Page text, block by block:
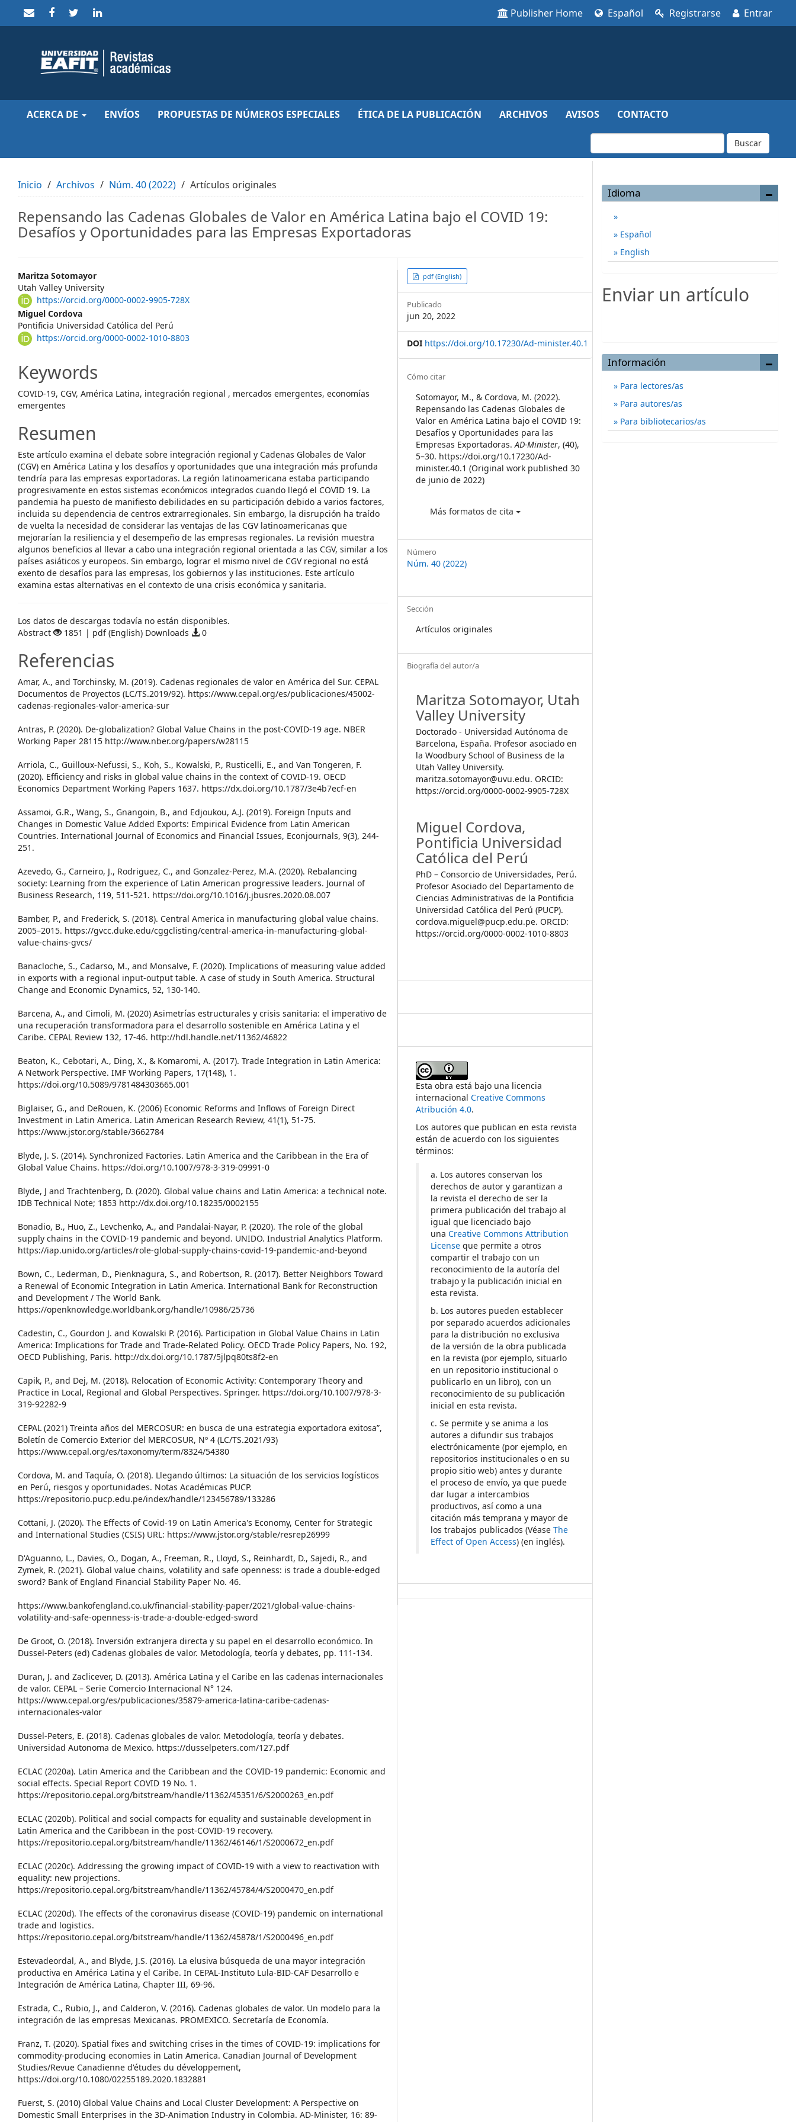
to
Main
Navigation
Content
Sidebar
Publisher Home Español Registrarse Entrar
ACERCA DE ENVÍOS PROPUESTAS DE NÚMEROS ESPECIALES ÉTICA DE LA PUBLICACIÓN ARCHIVOS AVISOS CONTACTO
Buscar
Inicio Archivos Núm. 40 (2022) Artículos originales
Repensando las Cadenas Globales de Valor en América Latina bajo el COVID 19:
Desafíos y Oportunidades para las Empresas Exportadoras
Main
Article
Content
Maritza Sotomayor
Utah Valley University
https://orcid.org/0000-0002-9905-728X
Miguel Cordova
Pontificia Universidad Católica del Perú
https://orcid.org/0000-0002-1010-8803
Keywords
COVID-19, CGV, América Latina, integración regional , mercados emergentes, economías
emergentes
Resumen
Este artículo examina el debate sobre integración regional y Cadenas Globales de Valor
(CGV) en América Latina y los desafíos y oportunidades que una integración más profunda
tendría para las empresas exportadoras. La región latinoamericana estaba participando
progresivamente en estos sistemas económicos integrados cuando llegó el COVID 19. La
pandemia ha puesto de manifiesto debilidades en su participación debido a varios factores,
incluida su dependencia de centros extrarregionales. Sin embargo, la disrupción ha traído
de vuelta la necesidad de considerar las ventajas de las CGV latinoamericanas que
mejorarían la resiliencia y el desempeño de las empresas regionales. La revisión muestra
algunos beneficios al llevar a cabo una integración regional orientada a las CGV, similar a los
países asiáticos y europeos. Sin embargo, lograr el mismo nivel de CGV regional no está
exento de desafíos para las empresas, los gobiernos y las instituciones. Este artículo
examina estas alternativas en el contexto de una crisis económica y sanitaria.
Los datos de descargas todavía no están disponibles.
Abstract
1851 | pdf (English) Downloads 0
Referencias
Amar, A., and Torchinsky, M. (2019). Cadenas regionales de valor en América del Sur. CEPAL
Documentos de Proyectos (LC/TS.2019/92). https://www.cepal.org/es/publicaciones/45002-
cadenas-regionales-valor-america-sur
Antras, P. (2020). De-globalization? Global Value Chains in the post-COVID-19 age. NBER
Working Paper 28115 http://www.nber.org/papers/w28115
Arriola, C., Guilloux-Nefussi, S., Koh, S., Kowalski, P., Rusticelli, E., and Van Tongeren, F.
(2020). Efficiency and risks in global value chains in the context of COVID-19. OECD
Economics Department Working Papers 1637. https://dx.doi.org/10.1787/3e4b7ecf-en
Assamoi, G.R., Wang, S., Gnangoin, B., and Edjoukou, A.J. (2019). Foreign Inputs and
Changes in Domestic Value Added Exports: Empirical Evidence from Latin American
Countries. International Journal of Economics and Financial Issues, Econjournals, 9(3), 244-
251.
Azevedo, G., Carneiro, J., Rodriguez, C., and Gonzalez-Perez, M.A. (2020). Rebalancing
society: Learning from the experience of Latin American progressive leaders. Journal of
Business Research, 119, 511-521. https://doi.org/10.1016/j.jbusres.2020.08.007
Bamber, P., and Frederick, S. (2018). Central America in manufacturing global value chains.
2005–2015. https://gvcc.duke.edu/cggclisting/central-america-in-manufacturing-global-
value-chains-gvcs/
Banacloche, S., Cadarso, M., and Monsalve, F. (2020). Implications of measuring value added
in exports with a regional input-output table. A case of study in South America. Structural
Change and Economic Dynamics, 52, 130-140.
Barcena, A., and Cimoli, M. (2020) Asimetrías estructurales y crisis sanitaria: el imperativo de
una recuperación transformadora para el desarrollo sostenible en América Latina y el
Caribe. CEPAL Review 132, 17-46. http://hdl.handle.net/11362/46822
Beaton, K., Cebotari, A., Ding, X., & Komaromi, A. (2017). Trade Integration in Latin America:
A Network Perspective. IMF Working Papers, 17(148), 1.
https://doi.org/10.5089/9781484303665.001
Biglaiser, G., and DeRouen, K. (2006) Economic Reforms and Inflows of Foreign Direct
Investment in Latin America. Latin American Research Review, 41(1), 51-75.
https://www.jstor.org/stable/3662784
Blyde, J. S. (2014). Synchronized Factories. Latin America and the Caribbean in the Era of
Global Value Chains. https://doi.org/10.1007/978-3-319-09991-0
Blyde, J and Trachtenberg, D. (2020). Global value chains and Latin America: a technical note.
IDB Technical Note; 1853 http://dx.doi.org/10.18235/0002155
Bonadio, B., Huo, Z., Levchenko, A., and Pandalai-Nayar, P. (2020). The role of the global
supply chains in the COVID-19 pandemic and beyond. UNIDO. Industrial Analytics Platform.
https://iap.unido.org/articles/role-global-supply-chains-covid-19-pandemic-and-beyond
Bown, C., Lederman, D., Pienknagura, S., and Robertson, R. (2017). Better Neighbors Toward
a Renewal of Economic Integration in Latin America. International Bank for Reconstruction
and Development / The World Bank.
https://openknowledge.worldbank.org/handle/10986/25736
Cadestin, C., Gourdon J. and Kowalski P. (2016). Participation in Global Value Chains in Latin
America: Implications for Trade and Trade-Related Policy. OECD Trade Policy Papers, No. 192,
OECD Publishing, Paris. http://dx.doi.org/10.1787/5jlpq80ts8f2-en
Capik, P., and Dej, M. (2018). Relocation of Economic Activity: Contemporary Theory and
Practice in Local, Regional and Global Perspectives. Springer. https://doi.org/10.1007/978-3-
319-92282-9
CEPAL (2021) Treinta años del MERCOSUR: en busca de una estrategia exportadora exitosa”,
Boletín de Comercio Exterior del MERCOSUR, Nº 4 (LC/TS.2021/93)
https://www.cepal.org/es/taxonomy/term/8324/54380
Cordova, M. and Taquía, O. (2018). Llegando últimos: La situación de los servicios logísticos
en Perú, riesgos y oportunidades. Notas Académicas PUCP.
https://repositorio.pucp.edu.pe/index/handle/123456789/133286
Cottani, J. (2020). The Effects of Covid-19 on Latin America's Economy, Center for Strategic
and International Studies (CSIS) URL: https://www.jstor.org/stable/resrep26999
D'Aguanno, L., Davies, O., Dogan, A., Freeman, R., Lloyd, S., Reinhardt, D., Sajedi, R., and
Zymek, R. (2021). Global value chains, volatility and safe openness: is trade a double-edged
sword? Bank of England Financial Stability Paper No. 46.
https://www.bankofengland.co.uk/financial-stability-paper/2021/global-value-chains-
volatility-and-safe-openness-is-trade-a-double-edged-sword
De Groot, O. (2018). Inversión extranjera directa y su papel en el desarrollo económico. In
Dussel-Peters (ed) Cadenas globales de valor. Metodología, teoría y debates, pp. 111-134.
Duran, J. and Zaclicever, D. (2013). América Latina y el Caribe en las cadenas internacionales
de valor. CEPAL – Serie Comercio Internacional N° 124.
https://www.cepal.org/es/publicaciones/35879-america-latina-caribe-cadenas-
internacionales-valor
Dussel-Peters, E. (2018). Cadenas globales de valor. Metodología, teoría y debates.
Universidad Autonoma de Mexico. https://dusselpeters.com/127.pdf
ECLAC (2020a). Latin America and the Caribbean and the COVID-19 pandemic: Economic and
social effects. Special Report COVID 19 No. 1.
https://repositorio.cepal.org/bitstream/handle/11362/45351/6/S2000263_en.pdf
ECLAC (2020b). Political and social compacts for equality and sustainable development in
Latin America and the Caribbean in the post-COVID-19 recovery.
https://repositorio.cepal.org/bitstream/handle/11362/46146/1/S2000672_en.pdf
ECLAC (2020c). Addressing the growing impact of COVID-19 with a view to reactivation with
equality: new projections.
https://repositorio.cepal.org/bitstream/handle/11362/45784/4/S2000470_en.pdf
ECLAC (2020d). The effects of the coronavirus disease (COVID-19) pandemic on international
trade and logistics.
https://repositorio.cepal.org/bitstream/handle/11362/45878/1/S2000496_en.pdf
Estevadeordal, A., and Blyde, J.S. (2016). La elusiva búsqueda de una mayor integración
productiva en América Latina y el Caribe. In CEPAL-Instituto Lula-BID-CAF Desarrollo e
Integración de América Latina, Chapter III, 69-96.
Estrada, C., Rubio, J., and Calderon, V. (2016). Cadenas globales de valor. Un modelo para la
integración de las empresas Mexicanas. PROMEXICO. Secretaría de Economía.
Franz, T. (2020). Spatial fixes and switching crises in the times of COVID-19: implications for
commodity-producing economies in Latin America. Canadian Journal of Development
Studies/Revue Canadienne d'études du développement,
https://doi.org/10.1080/02255189.2020.1832881
Fuerst, S. (2010) Global Value Chains and Local Cluster Development: A Perspective on
Domestic Small Enterprises in the 3D-Animation Industry in Colombia. AD-Minister, 16: 89-
Article
Sidebar
pdf (English)
Publicado
jun 20, 2022
DOI https://doi.org/10.17230/Ad-minister.40.1
Article
Details
Cómo citar
Sotomayor, M., & Cordova, M. (2022).
Repensando las Cadenas Globales de
Valor en América Latina bajo el COVID 19:
Desafíos y Oportunidades para las
Empresas Exportadoras.AD-Minister, (40),
5–30. https://doi.org/10.17230/Ad-
minister.40.1 (Original work published 30
de junio de 2022)
Más formatos de cita
Número
Núm. 40 (2022)
Sección
Artículos originales
Biografía del autor/a
Maritza Sotomayor, Utah
Valley University
Doctorado - Universidad Autónoma de
Barcelona, ​​España. Profesor asociado en
la Woodbury School of Business de la
Utah Valley University.
maritza.sotomayor@uvu.edu. ORCID:
https://orcid.org/0000-0002-9905-728X
Miguel Cordova,
Pontificia Universidad
Católica del Perú
PhD – Consorcio de Universidades, Perú.
Profesor Asociado del Departamento de
Ciencias Administrativas de la Pontificia
Universidad Católica del Perú (PUCP).
cordova.miguel@pucp.edu.pe. ORCID:
https://orcid.org/0000-0002-1010-8803
Esta obra está bajo una licencia
internacionalCreative Commons
Atribución 4.0.
Los autores que publican en esta revista
están de acuerdo con los siguientes
términos:
a. Los autores conservan los
derechos de autor y garantizan a
la revista el derecho de ser la
primera publicación del trabajo al
igual que licenciado bajo
unaCreative Commons Attribution
License que permite a otros
compartir el trabajo con un
reconocimiento de la autoría del
trabajo y la publicación inicial en
esta revista.
b. Los autores pueden establecer
por separado acuerdos adicionales
para la distribución no exclusiva
de la versión de la obra publicada
en la revista (por ejemplo, situarlo
en un repositorio institucional o
publicarlo en un libro), con un
reconocimiento de su publicación
inicial en esta revista.
c. Se permite y se anima a los
autores a difundir sus trabajos
electrónicamente (por ejemplo, en
repositorios institucionales o en su
propio sitio web) antes y durante
el proceso de envío, ya que puede
dar lugar a intercambios
productivos, así como a una
citación más temprana y mayor de
los trabajos publicados (VéaseThe
Effect of Open Access) (en inglés).
Idioma
Español
English
Enviar un artículo
Información
Para lectores/as
Para autores/as
Para bibliotecarios/as